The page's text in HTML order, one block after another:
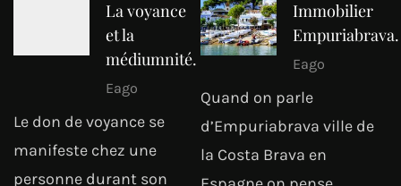
La voyance
et la
médiumnité.
Eago
Le don de voyance se
manifeste chez une
personne durant son
Immobilier
Empuriabrava.
Eago
Quand on parle
d’Empuriabrava ville de
la Costa Brava en